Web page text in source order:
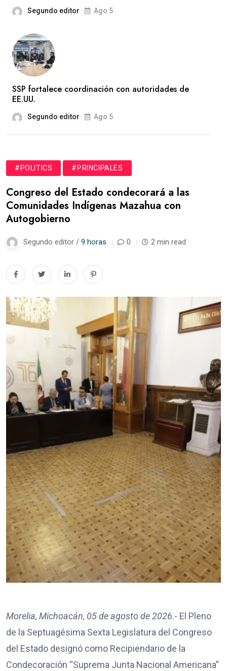
Segundo editor Ago 5
SSP fortalece coordinación con autoridades de
EE.UU.
Segundo editor Ago 5
#POLITICS #PRINCIPALES
Congreso del Estado condecorará a las
Comunidades Indígenas Mazahua con
Autogobierno
Segundo editor / 9 horas 0 2 min read
Morelia, Michoacán, 05 de agosto de 2026.- El Pleno
de la Septuagésima Sexta Legislatura del Congreso
del Estado designó como Recipiendario de la
Condecoración “Suprema Junta Nacional Americana”